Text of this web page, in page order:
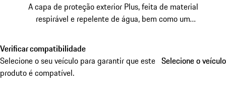
A capa de proteção exterior Plus, feita de material
respirável e repelente de água, bem como um
fiável. A prática bolsa de transporte torna a arrumação e
o transporte particularmente cómodos.
Verificar compatibilidade
Selecione o seu veículo para garantir que este
produto é compatível.
Selecione o veículo
Selecione o veículo